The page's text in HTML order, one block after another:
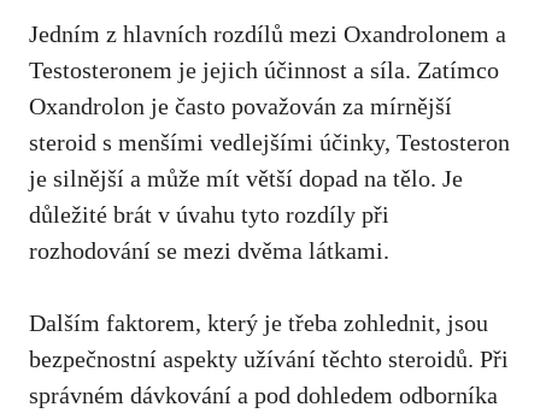
Jedním z hlavních rozdílů mezi Oxandrolonem a
Testosteronem je jejich účinnost a síla. Zatímco
Oxandrolon je často považován za mírnější
steroid s menšími vedlejšími účinky, Testosteron
je silnější a může mít větší dopad na tělo. Je
důležité brát v úvahu tyto rozdíly při
rozhodování se mezi dvěma látkami.
Dalším faktorem, který je třeba zohlednit, jsou
bezpečnostní aspekty užívání těchto steroidů. Při
správném dávkování a pod dohledem odborníka